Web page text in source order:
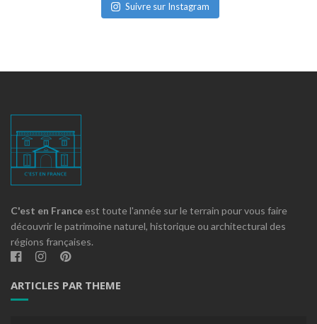
Suivre sur Instagram
C'est en France est toute l'année sur le terrain pour vous faire
découvrir le patrimoine naturel, historique ou architectural des
régions françaises.
ARTICLES PAR THEME